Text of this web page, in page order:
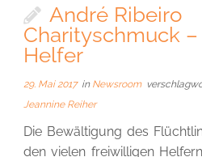
André Ribeiro
Charityschmuck
Helfer
29. Mai 2017in Newsroom
Jeannine Reiher
Die Bewältigung des
den vielen freiwilligen